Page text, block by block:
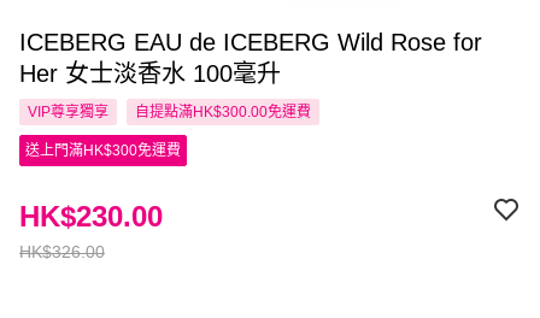
ICEBERG EAU de ICEBERG Wild Rose for
Her 女士淡香水 100毫升
VIP尊享獨享 自提點滿HK$300.00免運費
送上門滿HK$300免運費
HK$326.00
HK$230.00